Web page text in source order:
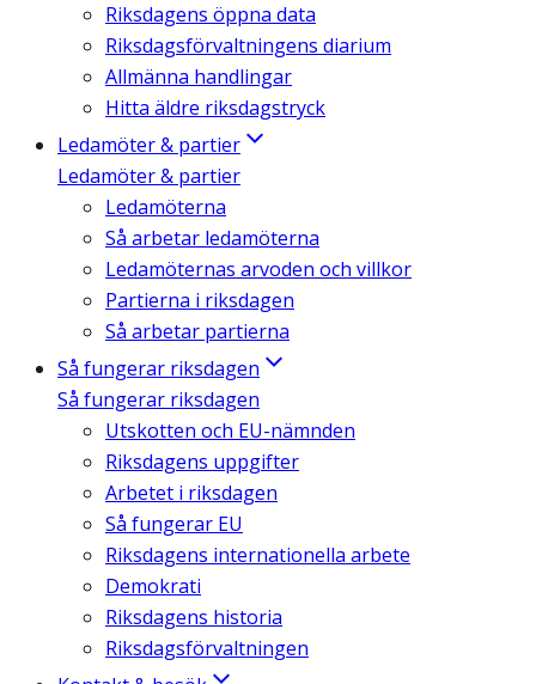
Riksdagens öppna data
Riksdagsförvaltningens diarium
Allmänna handlingar
Hitta äldre riksdagstryck
Ledamöter & partier
Ledamöter & partier
Ledamöterna
Så arbetar ledamöterna
Ledamöternas arvoden och villkor
Partierna i riksdagen
Så arbetar partierna
Så fungerar riksdagen
Så fungerar riksdagen
Utskotten och EU-nämnden
Riksdagens uppgifter
Arbetet i riksdagen
Så fungerar EU
Riksdagens internationella arbete
Demokrati
Riksdagens historia
Riksdagsförvaltningen